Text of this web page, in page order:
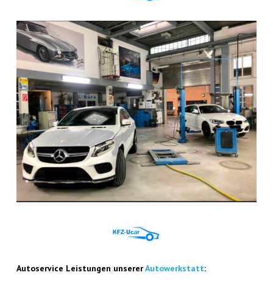
Auto­ser­vice Leis­tun­gen unse­rerAuto­werk­statt: